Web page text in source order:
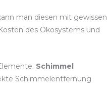
man diesen mit gewissen
des Ökosystems und
Schimmel
Schimmelentfernung